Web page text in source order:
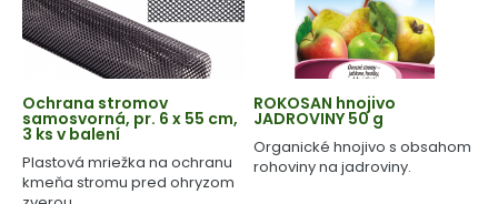
Ochrana stromov
samosvorná, pr. 6 x 55 cm,
3 ks v balení
Plastová mriežka na ochranu
kmeňa stromu pred ohryzom
ROKOSAN hnojivo
JADROVINY 50 g
Organické hnojivo s obsahom
rohoviny na jadroviny.